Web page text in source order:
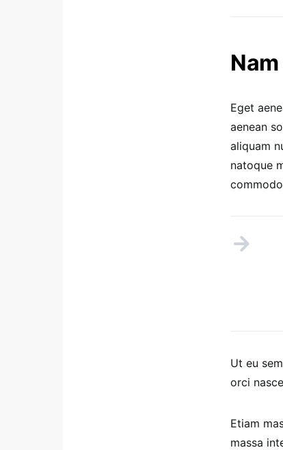
Eget
aenean
aliquam
natoque
Ut eu
orci
Etiam
massa